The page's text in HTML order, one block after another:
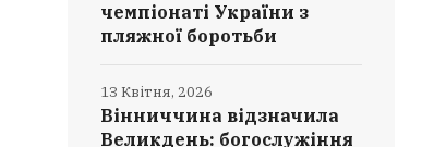
чемпіонаті України з
пляжної боротьби
Вінниччина відзначила
Великдень: богослужіння
13 Квітня, 2026